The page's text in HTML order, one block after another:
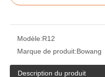
Modèle:R12
Marque de produit:Bowang
Description du produit